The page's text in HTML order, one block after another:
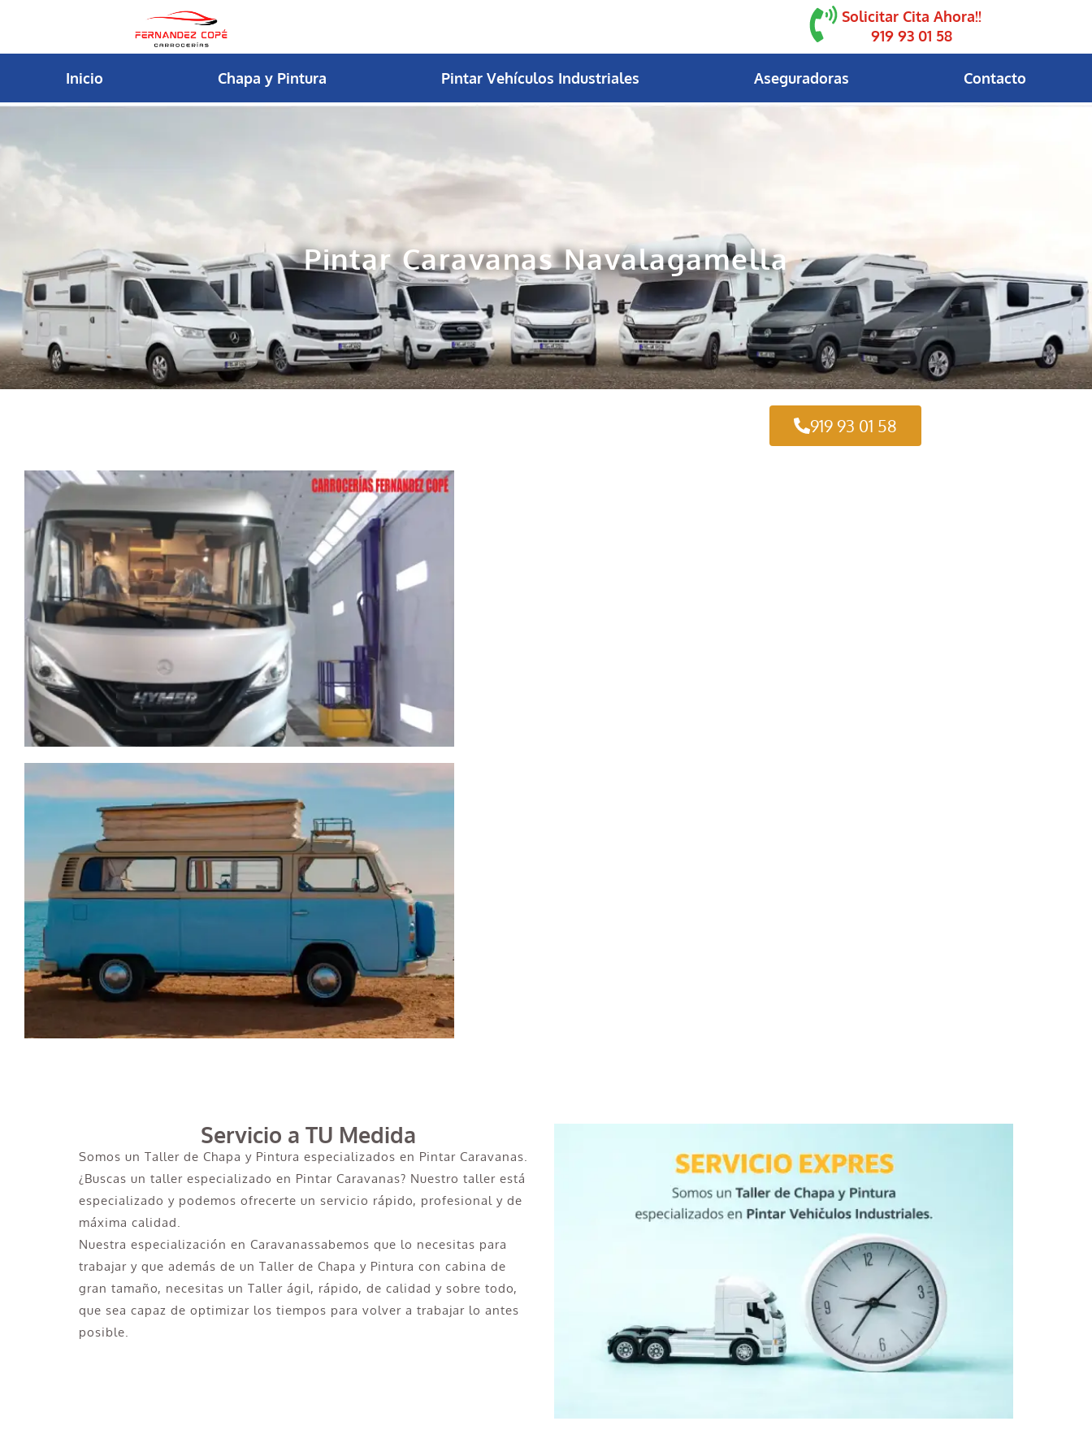
Solicitar Cita Ahora!!
919 93 01 58
Inicio Chapa y Pintura Pintar Vehículos Industriales Aseguradoras Contacto
Pintar Caravanas Navalagamella
919 93 01 58
Servicio a TU Medida
Somos un Taller de Chapa y Pintura especializados en Pintar Caravanas.
¿Buscas un taller especializado en Pintar Caravanas? Nuestro taller está
especializado y podemos ofrecerte un servicio rápido, profesional y de
máxima calidad.
Nuestra especialización en Caravanassabemos que lo necesitas para
trabajar y que además de un Taller de Chapa y Pintura con cabina de
gran tamaño, necesitas un Taller ágil, rápido, de calidad y sobre todo,
que sea capaz de optimizar los tiempos para volver a trabajar lo antes
posible.